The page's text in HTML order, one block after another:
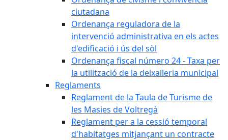
ciutadana
Ordenança reguladora de la
intervenció administrativa en els actes
d'edificació i ús del sòl
Ordenança fiscal número 24 - Taxa per
la utilització de la deixalleria municipal
Reglaments
Reglament de la Taula de Turisme de
les Masies de Voltregà
Reglament per a la cessió temporal
d'habitatges mitjançant un contracte